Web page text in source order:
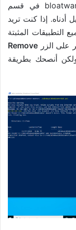
أدناه. إذا كنت تريد
التطبيقات المثبتة
على الزر Remove
أنصحك بطريقة